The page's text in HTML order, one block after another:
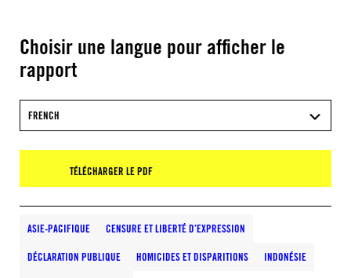
Choisir une langue pour afficher le
rapport
FRENCH
TÉLÉCHARGER LE PDF
ASIE-PACIFIQUE CENSURE ET LIBERTÉ D’EXPRESSION
DÉCLARATION PUBLIQUE HOMICIDES ET DISPARITIONS INDONÉSIE